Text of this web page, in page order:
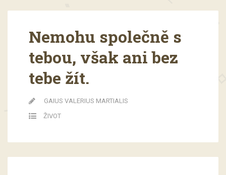
Nemohu společně s
tebou, však ani bez
tebe žít.
GAIUS VALERIUS MARTIALIS
ŽIVOT